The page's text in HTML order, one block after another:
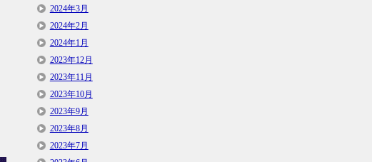
2024年3月
2024年2月
2024年1月
2023年12月
2023年11月
2023年10月
2023年9月
2023年8月
2023年7月